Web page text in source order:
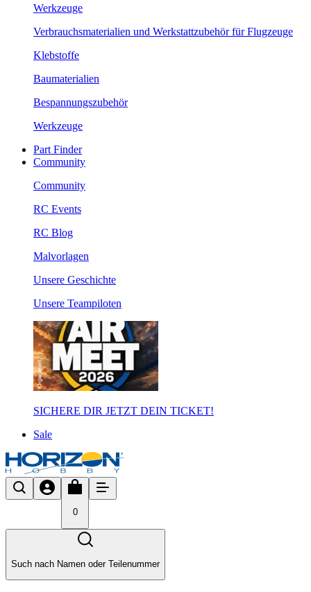
Werkzeuge
Verbrauchsmaterialien und Werkstattzubehör für Flugzeuge
Klebstoffe
Baumaterialien
Bespannungszubehör
Werkzeuge
Part Finder
Community
Community
RC Events
RC Blog
Malvorlagen
Unsere Geschichte
Unsere Teampiloten
SICHERE DIR JETZT DEIN TICKET!
Sale
0
Such nach Namen oder Teilenummer